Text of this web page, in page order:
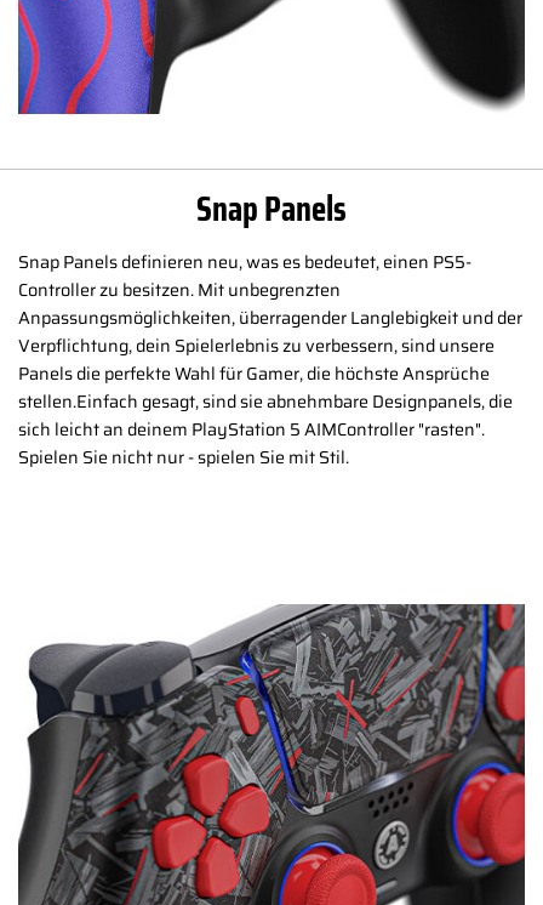
Snap Panels
Snap Panels definieren neu, was es bedeutet, einen PS5-
Controller zu besitzen. Mit unbegrenzten
Anpassungsmöglichkeiten, überragender Langlebigkeit und der
Verpflichtung, dein Spielerlebnis zu verbessern, sind unsere
Panels die perfekte Wahl für Gamer, die höchste Ansprüche
stellen.Einfach gesagt, sind sie abnehmbare Designpanels, die
sich leicht an deinem PlayStation 5 AIMController "rasten".
Spielen Sie nicht nur - spielen Sie mit Stil.